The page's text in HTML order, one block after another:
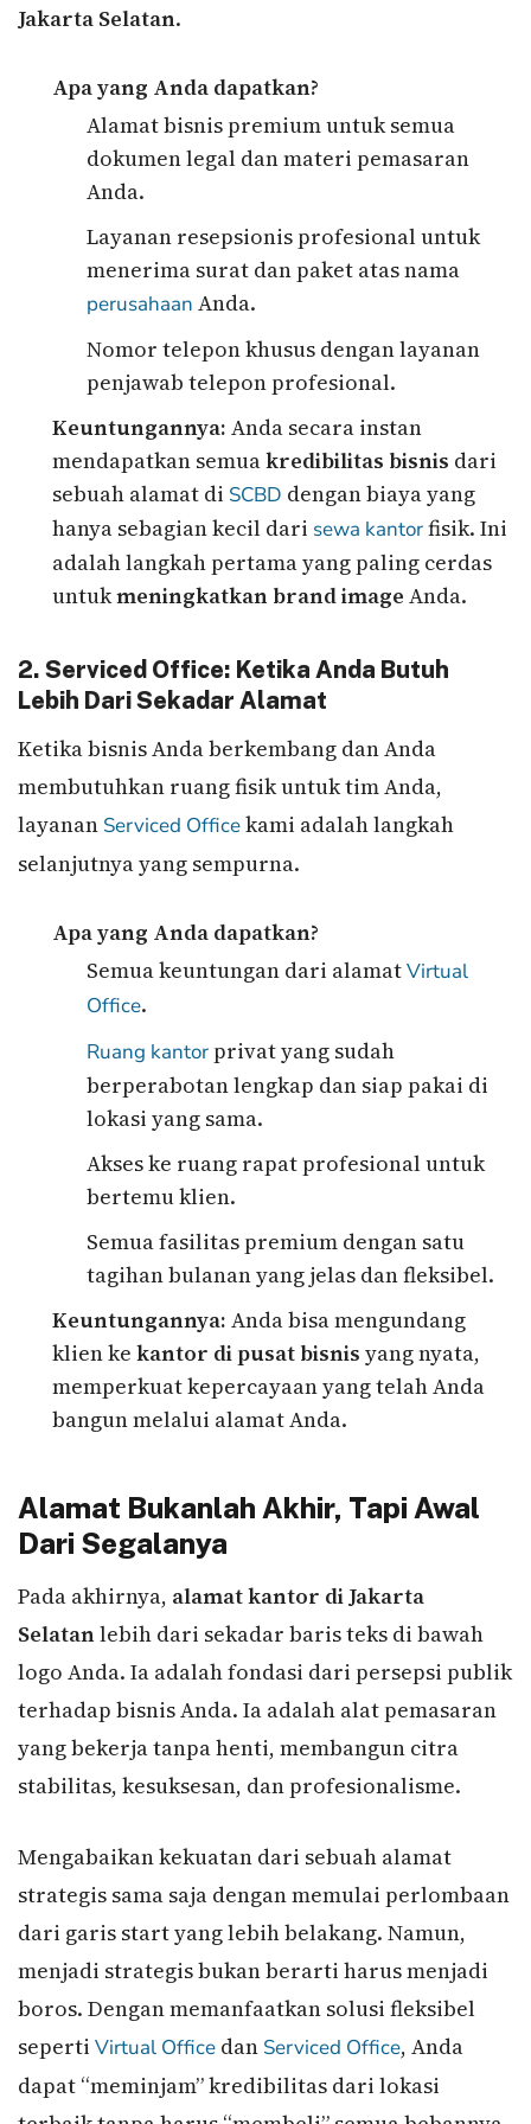
Jakarta Selatan.
Apa yang Anda dapatkan?
Alamat bisnis premium untuk semua
dokumen legal dan materi pemasaran
Anda.
Layanan resepsionis profesional untuk
menerima surat dan paket atas nama
perusahaan Anda.
Nomor telepon khusus dengan layanan
penjawab telepon profesional.
Keuntungannya: Anda secara instan
mendapatkan semuakredibilitas bisnis dari
sebuah alamat di SCBD dengan biaya yang
hanya sebagian kecil dari sewa kantorfisik. Ini
adalah langkah pertama yang paling cerdas
untukmeningkatkan brand image Anda.
2. Serviced Office: Ketika Anda Butuh
Lebih Dari Sekadar Alamat
Ketika bisnis Anda berkembang dan Anda
membutuhkan ruang fisik untuk tim Anda,
layanan Serviced Officekami adalah langkah
selanjutnya yang sempurna.
Apa yang Anda dapatkan?
Semua keuntungan dari alamatVirtual
Office.
Ruang kantor privat yang sudah
berperabotan lengkap dan siap pakai di
lokasi yang sama.
Akses ke ruang rapat profesional untuk
bertemu klien.
Semua fasilitas premium dengan satu
tagihan bulanan yang jelas dan fleksibel.
Keuntungannya: Anda bisa mengundang
klien ke kantor di pusat bisnis yang nyata,
memperkuat kepercayaan yang telah Anda
bangun melalui alamat Anda.
Alamat Bukanlah Akhir, Tapi Awal
Dari Segalanya
Pada akhirnya, alamat kantor di Jakarta
Selatanlebih dari sekadar baris teks di bawah
logo Anda. Ia adalah fondasi dari persepsi publik
terhadap bisnis Anda. Ia adalah alat pemasaran
yang bekerja tanpa henti, membangun citra
stabilitas, kesuksesan, dan profesionalisme.
Mengabaikan kekuatan dari sebuah alamat
strategis sama saja dengan memulai perlombaan
dari garis start yang lebih belakang. Namun,
menjadi strategis bukan berarti harus menjadi
boros. Dengan memanfaatkan solusi fleksibel
seperti Virtual Office dan Serviced Office, Anda
dapat “meminjam” kredibilitas dari lokasi